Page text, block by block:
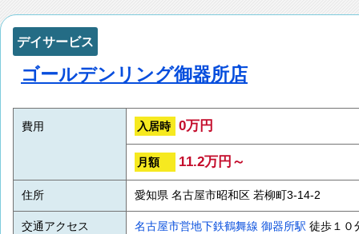
デイサービス
ゴールデンリング御器所店
費用 入居時 0万円
月額 11.2万円～
住所 愛知県 名古屋市昭和区 若柳町3-14-2
交通アクセス 名古屋市営地下鉄鶴舞線 御器所駅 徒歩１０